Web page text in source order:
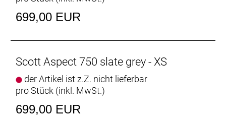
699,00 EUR
Scott Aspect 750 slate grey - XS
der Artikel ist z.Z. nicht lieferbar
pro Stück (inkl. MwSt.)
699,00 EUR